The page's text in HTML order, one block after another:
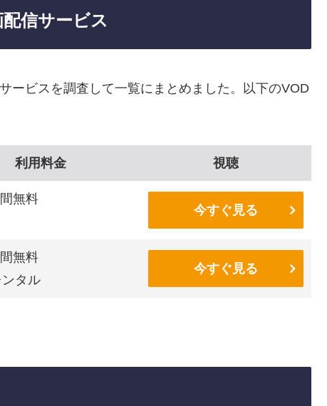
信サービス
ービスを調査して一覧にまとめました。以下のVOD
利用料金 視聴
無料
今すぐ見る
無料
タル
今すぐ見る